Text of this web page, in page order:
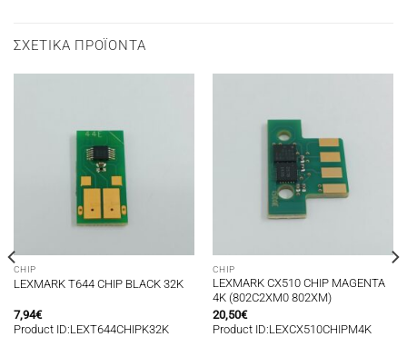
ΣΧΕΤΙΚΆ ΠΡΟΪΌΝΤΑ
CHIP
LEXMARK T644 CHIP BLACK 32K
7,94€
Product ID:LEXT644CHIPK32K
CHIP
LEXMARK CX510 CHIP MAGENTA
4K (802C2XM0 802XM)
20,50€
Product ID:LEXCX510CHIPM4K